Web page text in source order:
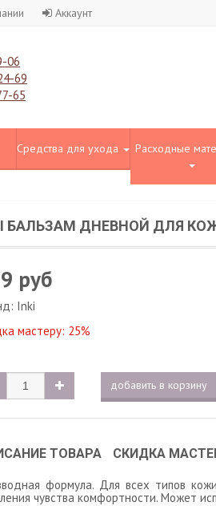
Аккаунт
06
69
65
Средства для ухода Расходные
БАЛЬЗАМ ДНЕВНОЙ ДЛЯ
руб
Inki
мастеру: 25%
добавить в корзину
ТОВАРА СКИДКА
формула. Для всех типов
чувства комфортности. Может